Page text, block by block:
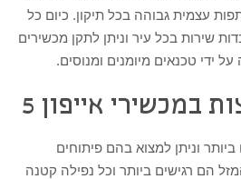
עצמית גבוהה בכל תיקון. כיום כל
שירות בכל עיר וניתן לתקן מכשירים
ידי טכנאים מיומנים ומנוסים.
במכשירי אייפון 5
וניתן למצוא בהם פיתוחים
הם רגישים ביותר וכל נפילה קטנה